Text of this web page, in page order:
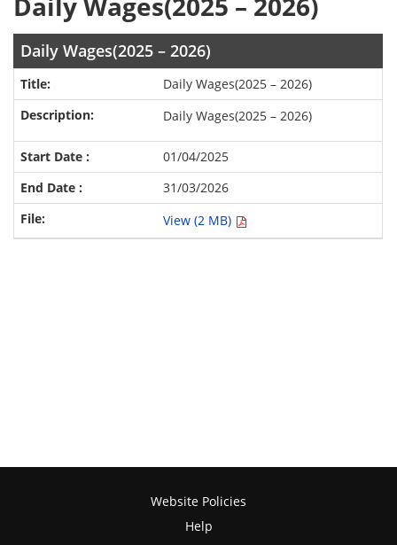
Daily Wages(2025 – 2026)
Daily Wages(2025 – 2026)
Daily Wages(2025 – 2026)
01/04/2025
31/03/2026
View (2 MB)
Website Policies
Help